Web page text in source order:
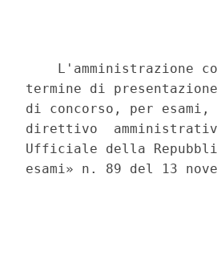
L'amministrazione
termine di
di concorso, per
direttivo
Ufficiale della
esami» n. 89 del 13